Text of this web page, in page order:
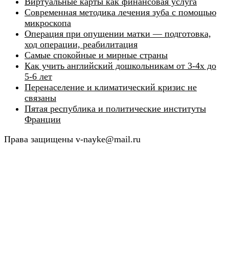
Современная методика лечения зуба с помощью
микроскопа
Операция при опущении матки — подготовка,
ход операции, реабилитация
Самые спокойные и мирные страны
Как учить английский дошкольникам от 3-4х до
5-6 лет
Перенаселение и климатический кризис не
связаны
Пятая республика и политические институты
Франции
Права защищены v-nayke@mail.ru